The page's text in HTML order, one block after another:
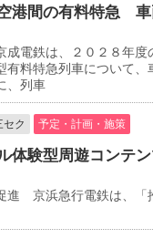
間の有料特急 車
電鉄は、２０２８年度
料特急列車について、
、列車
ク 予定・計画・施策
験型周遊コンテ
進 京浜急行電鉄は、「